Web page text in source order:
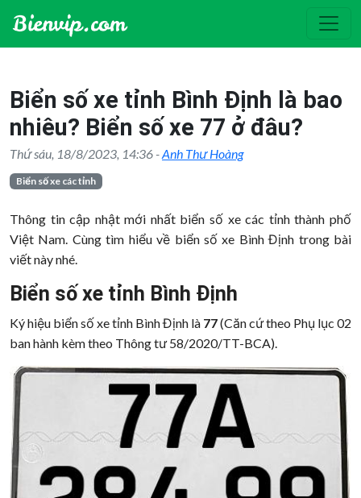
Biển số xe tỉnh Bình Định là bao
nhiêu? Biển số xe 77 ở đâu?
Thứ sáu, 18/8/2023, 14:36 -Anh Thư Hoàng
Biển số xe các tỉnh
Thông tin cập nhật mới nhất biển số xe các tỉnh thành phố
Việt Nam. Cùng tìm hiểu về biển số xe Bình Định trong bài
viết này nhé.
Biển số xe tỉnh Bình Định
Ký hiệu biển số xe tỉnh Bình Định là 77(Căn cứ theo Phụ lục 02
ban hành kèm theo Thông tư 58/2020/TT-BCA).